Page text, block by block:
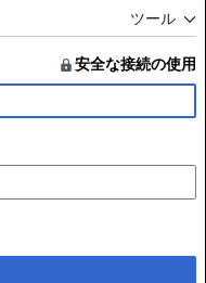
ツール
安全な接続の使用